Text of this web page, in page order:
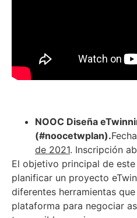
NOOC Diseña
(#noocetwplan).
de 2021. Inscripción
El objetivo principal de este
planificar un proyecto
diferentes herramientas
plataforma para negociar